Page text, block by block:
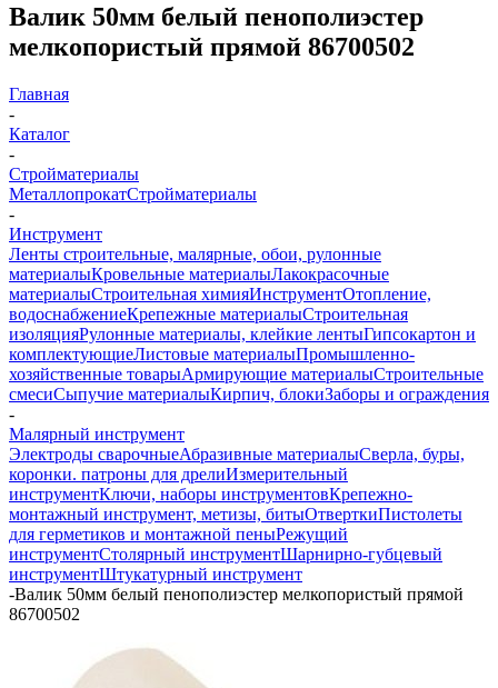
Валик 50мм белый пенополиэстер
мелкопористый прямой 86700502
Главная
-
Каталог
-
Стройматериалы
МеталлопрокатСтройматериалы
-
Инструмент
Ленты строительные, малярные, обои, рулонные
материалыКровельные материалыЛакокрасочные
материалыСтроительная химияИнструментОтопление,
водоснабжениеКрепежные материалыСтроительная
изоляцияРулонные материалы, клейкие лентыГипсокартон и
комплектующиеЛистовые материалыПромышленно-
хозяйственные товарыАрмирующие материалыСтроительные
смесиСыпучие материалыКирпич, блокиЗаборы и ограждения
-
Малярный инструмент
Электроды сварочныеАбразивные материалыСверла, буры,
коронки. патроны для дрелиИзмерительный
инструментКлючи, наборы инструментовКрепежно-
монтажный инструмент, метизы, битыОтверткиПистолеты
для герметиков и монтажной пеныРежущий
инструментСтолярный инструментШарнирно-губцевый
инструментШтукатурный инструмент
-Валик 50мм белый пенополиэстер мелкопористый прямой
86700502